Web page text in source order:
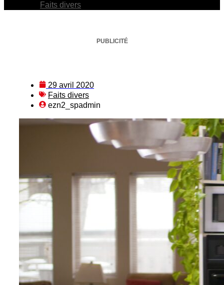
Faits divers
PUBLICITÉ
29 avril 2020
Faits divers
ezn2_spadmin